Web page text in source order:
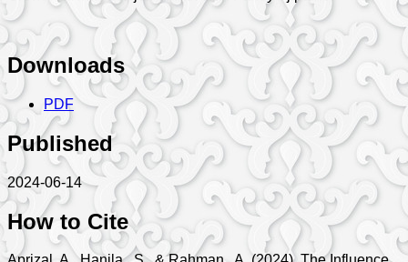
Downloads
PDF
Published
2024-06-14
How to Cite